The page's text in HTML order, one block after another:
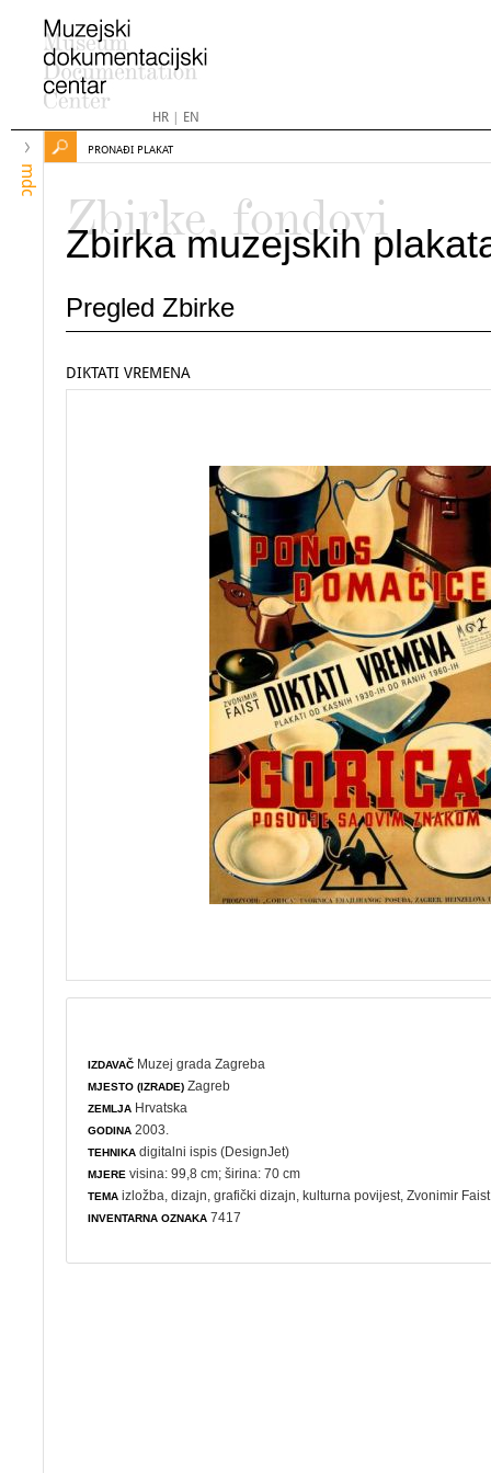
HR| EN
mdc
PRONAĐI PLAKAT
Zbirke, fondovi
Zbirka muzejskih
Pregled Zbirke
DIKTATI VREMENA
IZDAVAČ Muzej grada Zagreba
MJESTO (IZRADE) Zagreb
ZEMLJA Hrvatska
GODINA 2003.
TEHNIKA digitalni ispis (DesignJet)
MJERE visina: 99,8 cm; širina: 70 cm
TEMA izložba ,dizajn ,grafički dizajn ,kulturna povijest , Zvonimir Faist
INVENTARNA OZNAKA 7417